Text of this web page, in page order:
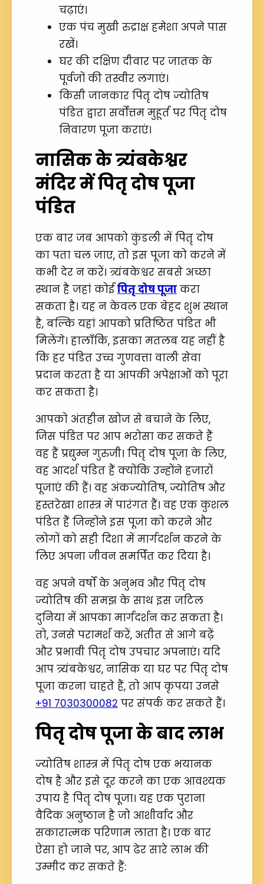
चढ़ाएं।
एक पंच मुखी रुद्राक्ष हमेशा अपने पास
रखें।
घर की दक्षिण दीवार पर जातक के
पूर्वजों की तस्वीर लगाएं।
किसी जानकार पितृ दोष ज्योतिष
पंडित द्वारा सर्वोत्तम मुहूर्त पर पितृ दोष
निवारण पूजा कराएं।
नासिक के त्र्यंबकेश्वर
मंदिर में पितृ दोष पूजा
पंडित
एक बार जब आपको कुंडली में पितृ दोष
का पता चल जाए, तो इस पूजा को करने में
कभी देर न करें। त्र्यंबकेश्वर सबसे अच्छा
स्थान है जहां कोईपितृ दोष पूजा करा
सकता है। यह न केवल एक बेहद शुभ स्थान
है, बल्कि यहां आपको प्रतिष्ठित पंडित भी
मिलेंगे। हालाँकि, इसका मतलब यह नहीं है
कि हर पंडित उच्च गुणवत्ता वाली सेवा
प्रदान करता है या आपकी अपेक्षाओं को पूरा
कर सकता है।
आपको अंतहीन खोज से बचाने के लिए,
जिस पंडित पर आप भरोसा कर सकते हैं
वह हैं प्रद्युम्न गुरुजी। पितृ दोष पूजा के लिए,
वह आदर्श पंडित हैं क्योंकि उन्होंने हजारों
पूजाएं की हैं। वह अंकज्योतिष, ज्योतिष और
हस्तरेखा शास्त्र में पारंगत हैं। वह एक कुशल
पंडित हैं जिन्होंने इस पूजा को करने और
लोगों को सही दिशा में मार्गदर्शन करने के
लिए अपना जीवन समर्पित कर दिया है।
वह अपने वर्षों के अनुभव और पितृ दोष
ज्योतिष की समझ के साथ इस जटिल
दुनिया में आपका मार्गदर्शन कर सकता है।
तो, उनसे परामर्श करें, अतीत से आगे बढ़ें
और प्रभावी पितृ दोष उपचार अपनाएं। यदि
आप त्र्यंबकेश्वर, नासिक या घर पर पितृ दोष
पूजा करना चाहते हैं, तो आप कृपया उनसे
+91 7030300082 पर संपर्क कर सकते हैं।
पितृ दोष पूजा के बाद लाभ
ज्योतिष शास्त्र में पितृ दोष एक भयानक
दोष है और इसे दूर करने का एक आवश्यक
उपाय है पितृ दोष पूजा। यह एक पुराना
वैदिक अनुष्ठान है जो आशीर्वाद और
सकारात्मक परिणाम लाता है। एक बार
ऐसा हो जाने पर, आप ढेर सारे लाभ की
उम्मीद कर सकते हैं: